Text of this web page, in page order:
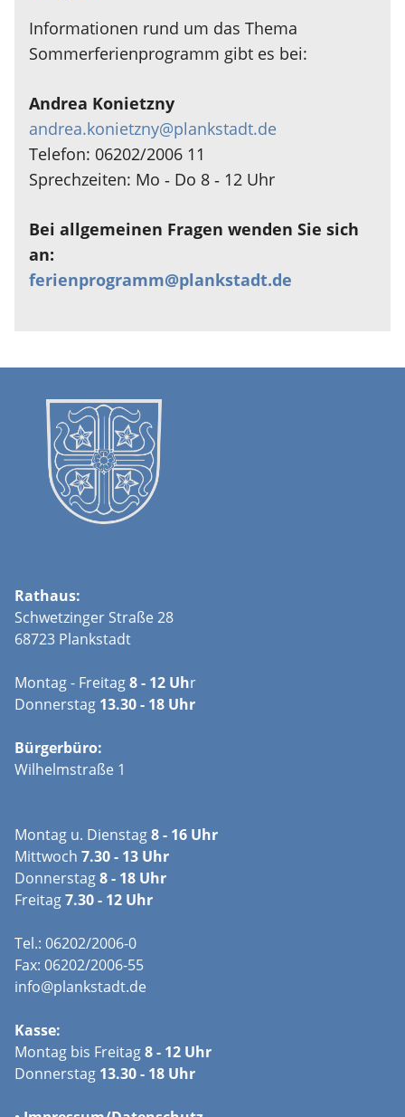
Informationen rund um das Thema
Sommerferienprogramm gibt es bei:
Andrea Konietzny
andrea.konietzny@plankstadt.de
Telefon: 06202/2006 11
Sprechzeiten: Mo ‐ Do 8 ‐ 12 Uhr
Bei allgemeinen Fragen wenden Sie sich
an:
ferienprogramm@plankstadt.de
Rathaus:
Schwetzinger Straße 28
68723 Plankstadt
Montag - Freitag8 - 12 Uhr
Donnerstag 13.30 - 18 Uhr
Bürgerbüro:
Wilhelmstraße 1
Montag u. Dienstag8 - 16 Uhr
Mittwoch 7.30 - 13 Uhr
Donnerstag8 - 18 Uhr
Freitag7.30 - 12 Uhr
Tel.: 06202/2006-0
Fax: 06202/2006-55
info@plankstadt.de
Kasse:
Montag bis Freitag8 - 12 Uhr
Donnerstag 13.30 - 18 Uhr